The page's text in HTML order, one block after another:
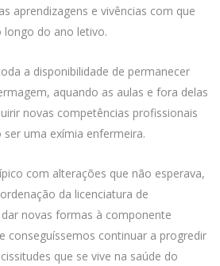
aprendizagens e vivências com que
do ano letivo.
a disponibilidade de permanecer
aquando as aulas e fora delas
novas competências profissionais
uma exímia enfermeira.
com alterações que não esperava,
da licenciatura de
novas formas à componente
conseguíssemos continuar a progredir
que se vive na saúde do